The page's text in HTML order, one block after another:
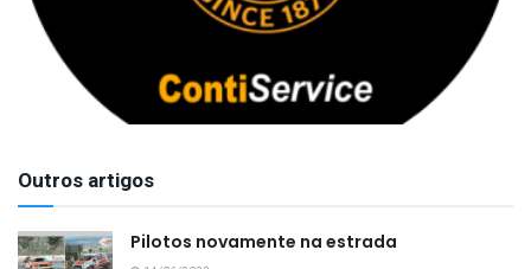
Outros artigos
Pilotos novamente na estrada